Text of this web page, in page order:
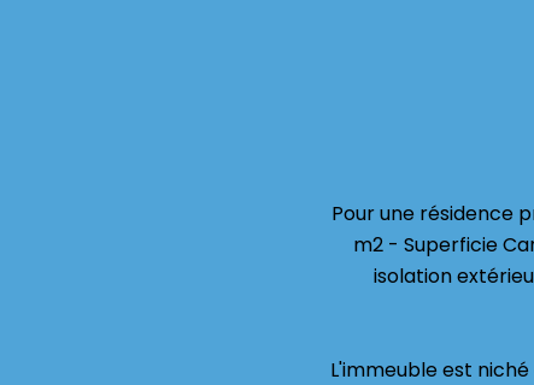
Pour une résidence
m2 - Superficie
isolation
L'immeuble est